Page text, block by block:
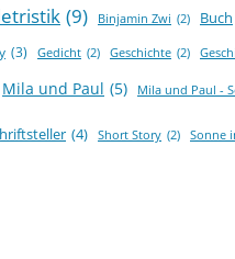
(9) Binjamin Zwi (2) Buch
(3) Gedicht (2) Geschichte (2)
Mila und Paul (5) Mila und Paul -
(4) Short Story (2) Sonne